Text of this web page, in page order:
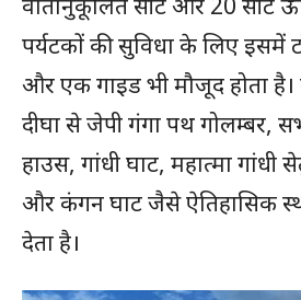
पर्यटकों की सुविधा के लिए इसमें
और एक गाइड भी मौजूद होता है।
दीघा से जेपी गंगा पथ गोलम्बर,
हाउस, गांधी घाट, महात्मा गांधी
और कंगन घाट जैसे ऐतिहासिक
देता है।